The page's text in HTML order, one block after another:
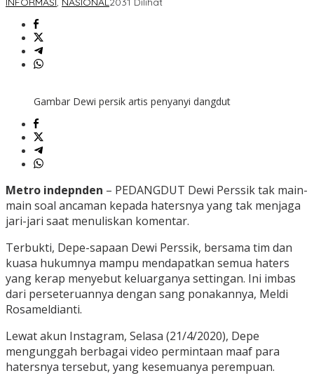
Gambar Dewi persik artis penyanyi dangdut
Metro indepnden – PEDANGDUT Dewi Perssik tak main-
main soal ancaman kepada hatersnya yang tak menjaga
jari-jari saat menuliskan komentar.
Terbukti, Depe-sapaan Dewi Perssik, bersama tim dan
kuasa hukumnya mampu mendapatkan semua haters
yang kerap menyebut keluarganya settingan. Ini imbas
dari perseteruannya dengan sang ponakannya, Meldi
Rosameldianti.
Lewat akun Instagram, Selasa (21/4/2020), Depe
mengunggah berbagai video permintaan maaf para
hatersnya tersebut, yang kesemuanya perempuan.